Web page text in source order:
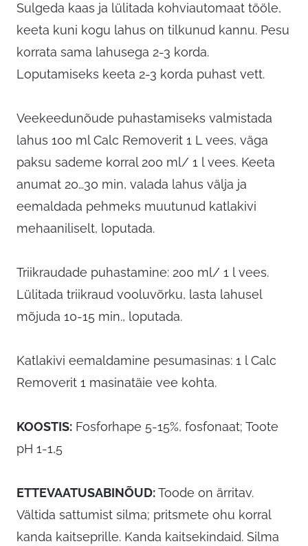
Sulgeda kaas ja lülitada kohviautomaat tööle,
keeta kuni kogu lahus on tilkunud kannu. Pesu
korrata sama lahusega 2-3 korda.
Loputamiseks keeta 2-3 korda puhast vett.
Veekeedunõude puhastamiseks valmistada
lahus 100 ml Calc Removerit 1 L vees, väga
paksu sademe korral 200 ml/ 1 l vees. Keeta
anumat 20…30 min, valada lahus välja ja
eemaldada pehmeks muutunud katlakivi
mehaaniliselt, loputada.
Triikraudade puhastamine: 200 ml/ 1 l vees.
Lülitada triikraud vooluvõrku, lasta lahusel
mõjuda 10-15 min., loputada.
Katlakivi eemaldamine pesumasinas: 1 l Calc
Removerit 1 masinatäie vee kohta.
KOOSTIS: Fosforhape 5-15%, fosfonaat; Toote
pH 1-1,5
ETTEVAATUSABINÕUD:Toode on ärritav.
Vältida sattumist silma; pritsmete ohu korral
kanda kaitseprille. Kanda kaitsekindaid. Silma